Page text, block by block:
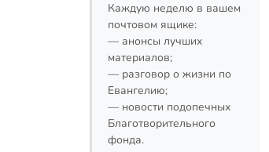
Каждую неделю в вашем
почтовом ящике:
— анонсы лучших
материалов;
— разговор о жизни по
Евангелию;
— новости подопечных
Благотворительного
фонда.